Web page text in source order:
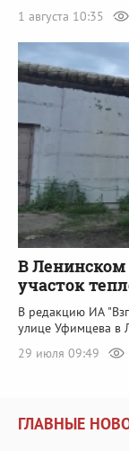
1 августа 10:35
В Ленинском
участок
В редакцию ИА
улице Уфимцева в
29 июля 09:49
ГЛАВНЫЕ